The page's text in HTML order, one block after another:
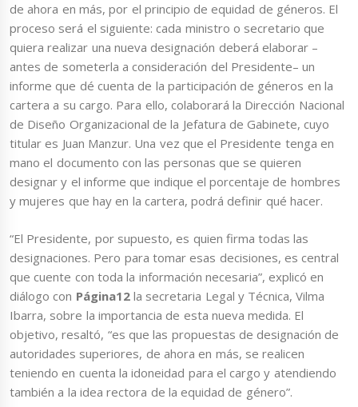
de ahora en más, por el principio de equidad de géneros. El
proceso será el siguiente: cada ministro o secretario que
quiera realizar una nueva designación deberá elaborar –
antes de someterla a consideración del Presidente– un
informe que dé cuenta de la participación de géneros en la
cartera a su cargo. Para ello, colaborará la Dirección Nacional
de Diseño Organizacional de la Jefatura de Gabinete, cuyo
titular es Juan Manzur. Una vez que el Presidente tenga en
mano el documento con las personas que se quieren
designar y el informe que indique el porcentaje de hombres
y mujeres que hay en la cartera, podrá definir qué hacer.
“El Presidente, por supuesto, es quien firma todas las
designaciones. Pero para tomar esas decisiones, es central
que cuente con toda la información necesaria”, explicó en
diálogo con Página12 la secretaria Legal y Técnica, Vilma
Ibarra, sobre la importancia de esta nueva medida. El
objetivo, resaltó, “es que las propuestas de designación de
autoridades superiores, de ahora en más, se realicen
teniendo en cuenta la idoneidad para el cargo y atendiendo
también a la idea rectora de la equidad de género”.